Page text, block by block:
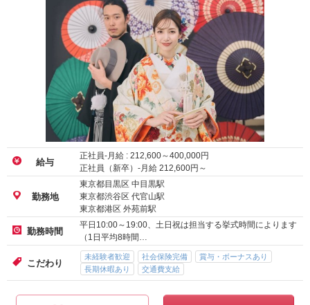
給与
正社員-月給 : 212,600～400,000円
正社員（新卒）-月給 212,600円～
勤務地
東京都目黒区 中目黒駅
東京都渋谷区 代官山駅
東京都港区 外苑前駅
勤務時間
平日10:00～19:00、土日祝は担当する挙式時間によります
（1日平均8時間…
こだわり
未経験者歓迎 社会保険完備
賞与・ボーナスあり
長期休暇あり
交通費支給